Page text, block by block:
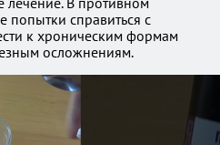
попытки справиться с
к хроническим формам
осложнениям.